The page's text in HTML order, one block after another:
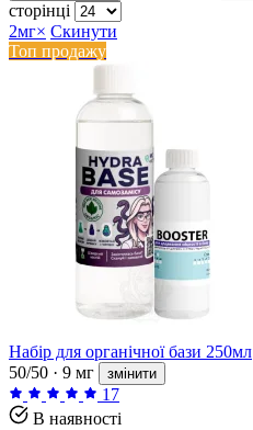
сторінці
2мг× Скинути
Топ продажу
Набір для органічної бази 250мл
50/50 · 9 мг
змінити
17
В наявності